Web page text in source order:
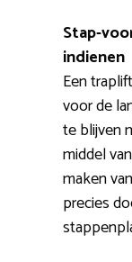
Stap-
indienen
Een
voor de
te blijven
middel
maken
precies